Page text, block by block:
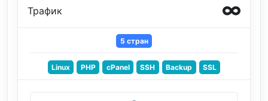
Трафик
5 стран
Linux PHP cPanel SSH Backup SSL